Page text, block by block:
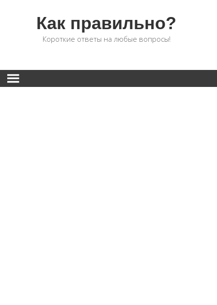
Как правильно?
Короткие ответы на любые вопросы!